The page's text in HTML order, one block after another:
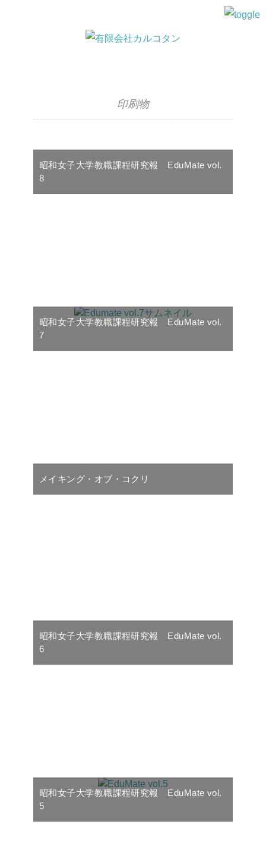
印刷物
昭和女子大学教職課程研究報 EduMate vol.
8
昭和女子大学教職課程研究報 EduMate vol.
7
メイキング・オブ・コクリ
昭和女子大学教職課程研究報 EduMate vol.
6
昭和女子大学教職課程研究報 EduMate vol.
5